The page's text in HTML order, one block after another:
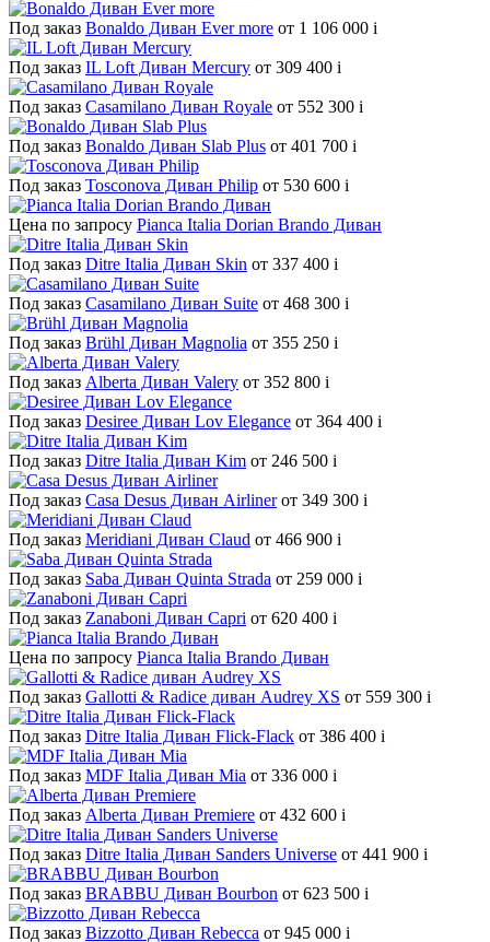
Под заказ Bonaldo Диван Ever more от 1 106 000 i
Под заказ IL Loft Диван Mercury от 309 400 i
Под заказ Casamilano Диван Royale от 552 300 i
Под заказ Bonaldo Диван Slab Plus от 401 700 i
Под заказ Tosconova Диван Philip от 530 600 i
Цена по запросу Pianca Italia Dorian Brando Диван
Под заказ Ditre Italia Диван Skin от 337 400 i
Под заказ Casamilano Диван Suite от 468 300 i
Под заказ Brühl Диван Magnolia от 355 250 i
Под заказ Alberta Диван Valery от 352 800 i
Под заказ Desiree Диван Lov Elegance от 364 400 i
Под заказ Ditre Italia Диван Kim от 246 500 i
Под заказ Casa Desus Диван Airliner от 349 300 i
Под заказ Meridiani Диван Claud от 466 900 i
Под заказ Saba Диван Quinta Strada от 259 000 i
Под заказ Zanaboni Диван Capri от 620 400 i
Цена по запросу Pianca Italia Brando Диван
Под заказ Gallotti & Radice диван Audrey XS от 559 300 i
Под заказ Ditre Italia Диван Flick-Flack от 386 400 i
Под заказ MDF Italia Диван Mia от 336 000 i
Под заказ Alberta Диван Premiere от 432 600 i
Под заказ Ditre Italia Диван Sanders Universe от 441 900 i
Под заказ BRABBU Диван Bourbon от 623 500 i
Под заказ Bizzotto Диван Rebecca от 945 000 i